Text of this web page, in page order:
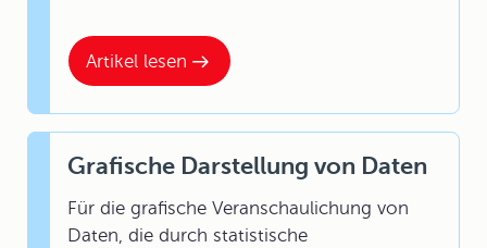
Artikel lesen
Grafische Darstellung von Daten
Für die grafische Veranschaulichung von
Daten, die durch statistische